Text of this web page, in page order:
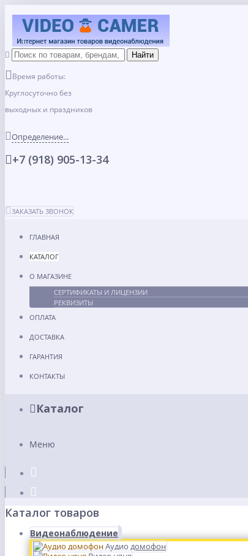
Время работы:
Круглосуточно без
выходных и праздников
Определение...
+7 (918) 905-13-34
ЗАКАЗАТЬ ЗВОНОК
ГЛАВНАЯ
КАТАЛОГ
О МАГАЗИНЕ
СЕРТИФИКАТЫ И ЛИЦЕНЗИИ
РЕКВИЗИТЫ
ОПЛАТА
ДОСТАВКА
ГАРАНТИЯ
КОНТАКТЫ
Каталог
Меню
Каталог товаров
Видеонаблюдение
Аудио домофон